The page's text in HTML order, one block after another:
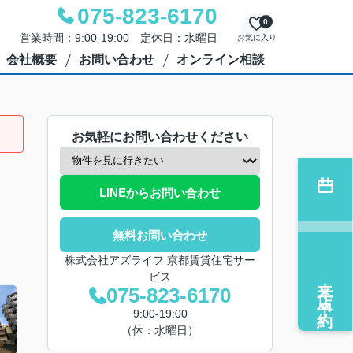
075-823-6170
営業時間：9:00-19:00 定休日：水曜日 お気に入り
0
会社概要 お問い合わせ オンライン相談
お気軽にお問い合わせください
LINEからお問い合わせ
無料お問い合わせ
株式会社アズライフ 京都賃貸住宅サー
ビス
075-823-6170
9:00-19:00
（休：水曜日）
来店予約